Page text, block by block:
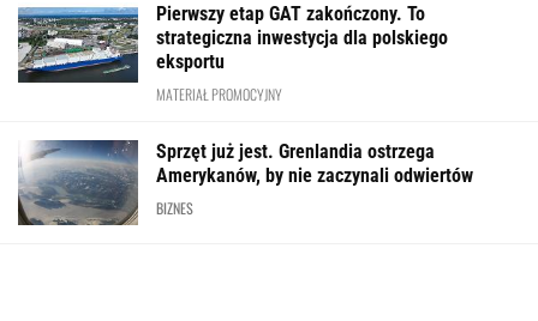
Pierwszy etap GAT zakończony. To
strategiczna inwestycja dla polskiego
eksportu
MATERIAŁ PROMOCYJNY
Sprzęt już jest. Grenlandia ostrzega
Amerykanów, by nie zaczynali odwiertów
BIZNES